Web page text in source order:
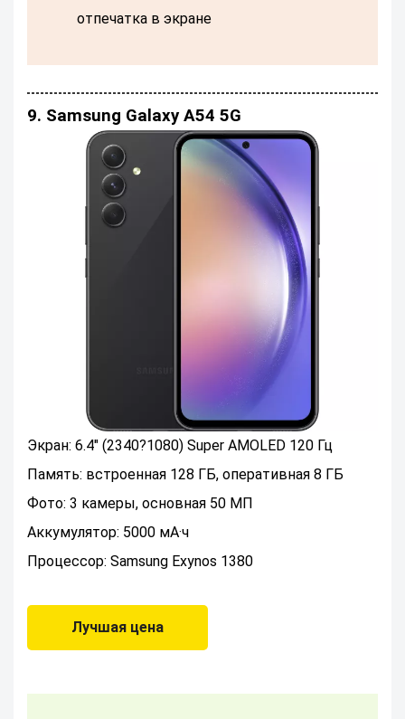
отпечатка в экране
9. Samsung Galaxy A54 5G
Экран: 6.4" (2340?1080) Super AMOLED 120 Гц
Память: встроенная 128 ГБ, оперативная 8 ГБ
Фото: 3 камеры, основная 50 МП
Аккумулятор: 5000 мА·ч
Процессор: Samsung Exynos 1380
Лучшая цена